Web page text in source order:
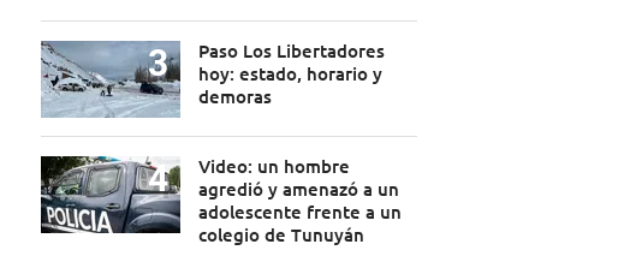
Paso Los Libertadores
hoy: estado, horario y
demoras
Video: un hombre
agredió y amenazó a un
adolescente frente a un
colegio de Tunuyán